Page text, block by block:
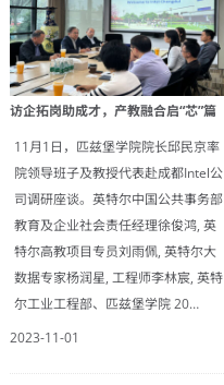
访企拓岗助成才，产教融合启“芯”篇
11月1日，匹兹堡学院院长邱民京率
院领导班子及教授代表赴成都Intel公
司调研座谈。英特尔中国公共事务部
教育及企业社会责任经理徐俊鸿, 英
特尔高教项目专员刘雨佩, 英特尔大
数据专家杨润星, 工程师李林宸, 英特
尔工业工程部、匹兹堡学院 20…
2023-11-01